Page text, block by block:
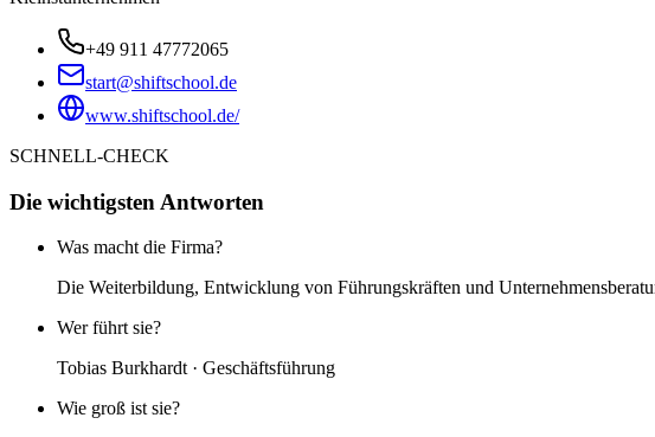
+49 911 47772065
start@shiftschool.de
www.shiftschool.de/
SCHNELL-CHECK
Die wichtigsten Antworten
Was macht die Firma?
Die Weiterbildung, Entwicklung von Führungskräften und
Wer führt sie?
Tobias Burkhardt · Geschäftsführung
Wie groß ist sie?